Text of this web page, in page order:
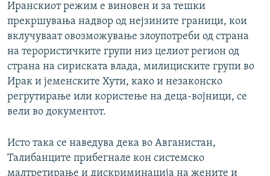
Иранскиот режим е виновен и за тешки
прекршувања надвор од нејзините граници, кои
вклучуваат овозможување злоупотреби од страна
на терористичките групи низ целиот регион од
страна на сириската влада, милициските групи во
Ирак и јеменските Хути, како и незаконско
регрутирање или користење на деца-војници, се
вели во документот.
Исто така се наведува дека во Авганистан,
Талибанците прибегнале кон системско
малтретирање и дискриминација на жените и